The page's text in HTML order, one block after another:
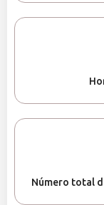
Número total